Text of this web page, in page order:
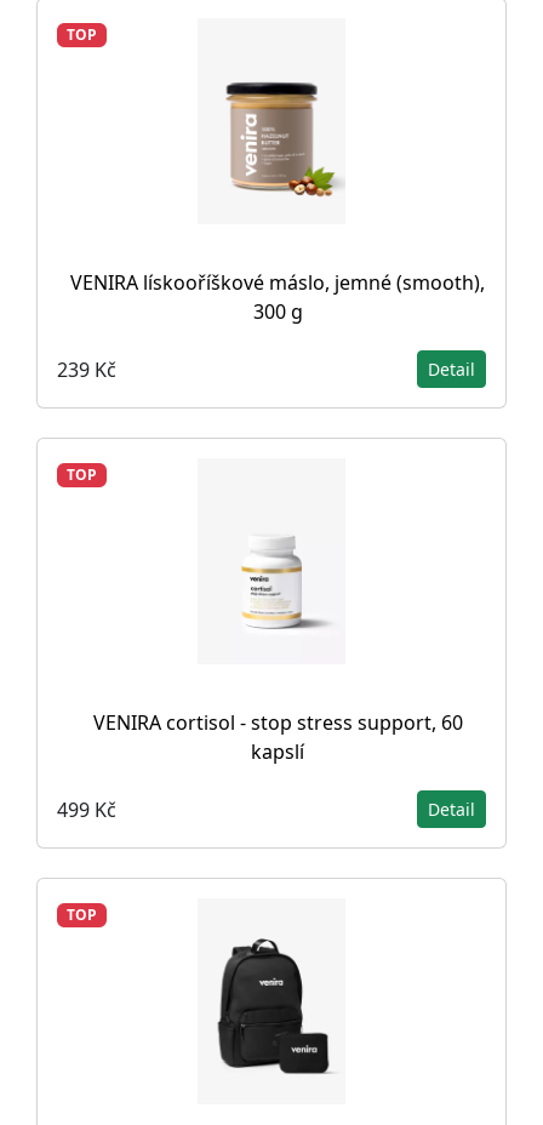
TOP
VENIRA lískooříškové máslo, jemné (smooth),
300 g
239 Kč Detail
TOP
VENIRA cortisol - stop stress support, 60
kapslí
499 Kč Detail
TOP